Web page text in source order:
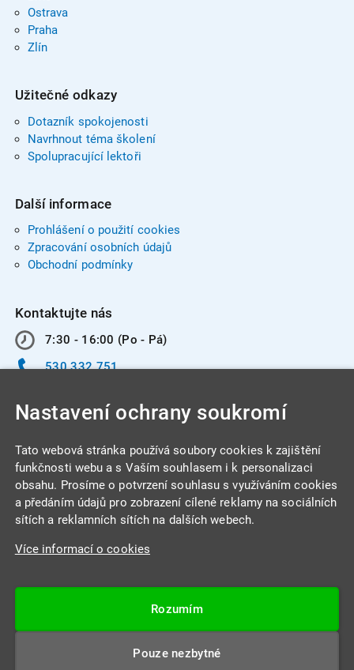
Ostrava
Praha
Zlín
Užitečné odkazy
Dotazník spokojenosti
Navrhnout téma školení
Spolupracující lektoři
Další informace
Prohlášení o použití cookies
Zpracování osobních údajů
Obchodní podmínky
Kontaktujte nás
7:30 - 16:00 (Po - Pá)
530 332 751
INTEGRA CENTRUM s.r.o.
Jabloňová 662/7
Datová schránka: 4beca6d
Nastavení ochrany soukromí
Tato webová stránka používá soubory cookies k zajištění
funkčnosti webu a s Vaším souhlasem i k personalizaci
obsahu. Prosíme o potvrzení souhlasu s využíváním cookies
a předáním údajů pro zobrazení cílené reklamy na sociálních
sítích a reklamních sítích na dalších webech.
Více informací o cookies
Rozumím
Pouze nezbytné